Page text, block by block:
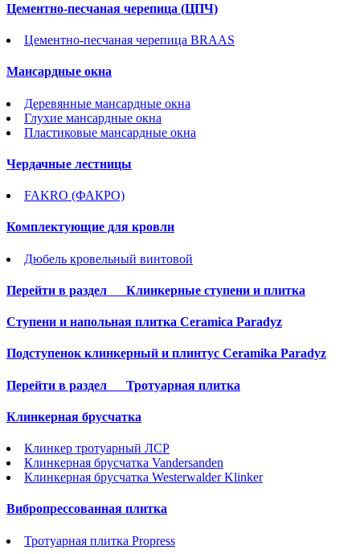
Цементно-песчаная черепица (ЦПЧ)
Цементно-песчаная черепица BRAAS
Мансардные окна
Деревянные мансардные окна
Глухие мансардные окна
Пластиковые мансардные окна
Чердачные лестницы
FAKRO (ФАКРО)
Комплектующие для кровли
Дюбель кровельный винтовой
Перейти в раздел Клинкерные ступени и плитка
Cтупени и напольная плитка Ceramica Paradyz
Подступенок клинкерный и плинтус Ceramika Paradyz
Перейти в раздел Тротуарная плитка
Клинкерная брусчатка
Клинкер тротуарный ЛСР
Клинкерная брусчатка Vandersanden
Клинкерная брусчатка Westerwalder Klinker
Вибропрессованная плитка
Тротуарная плитка Propress